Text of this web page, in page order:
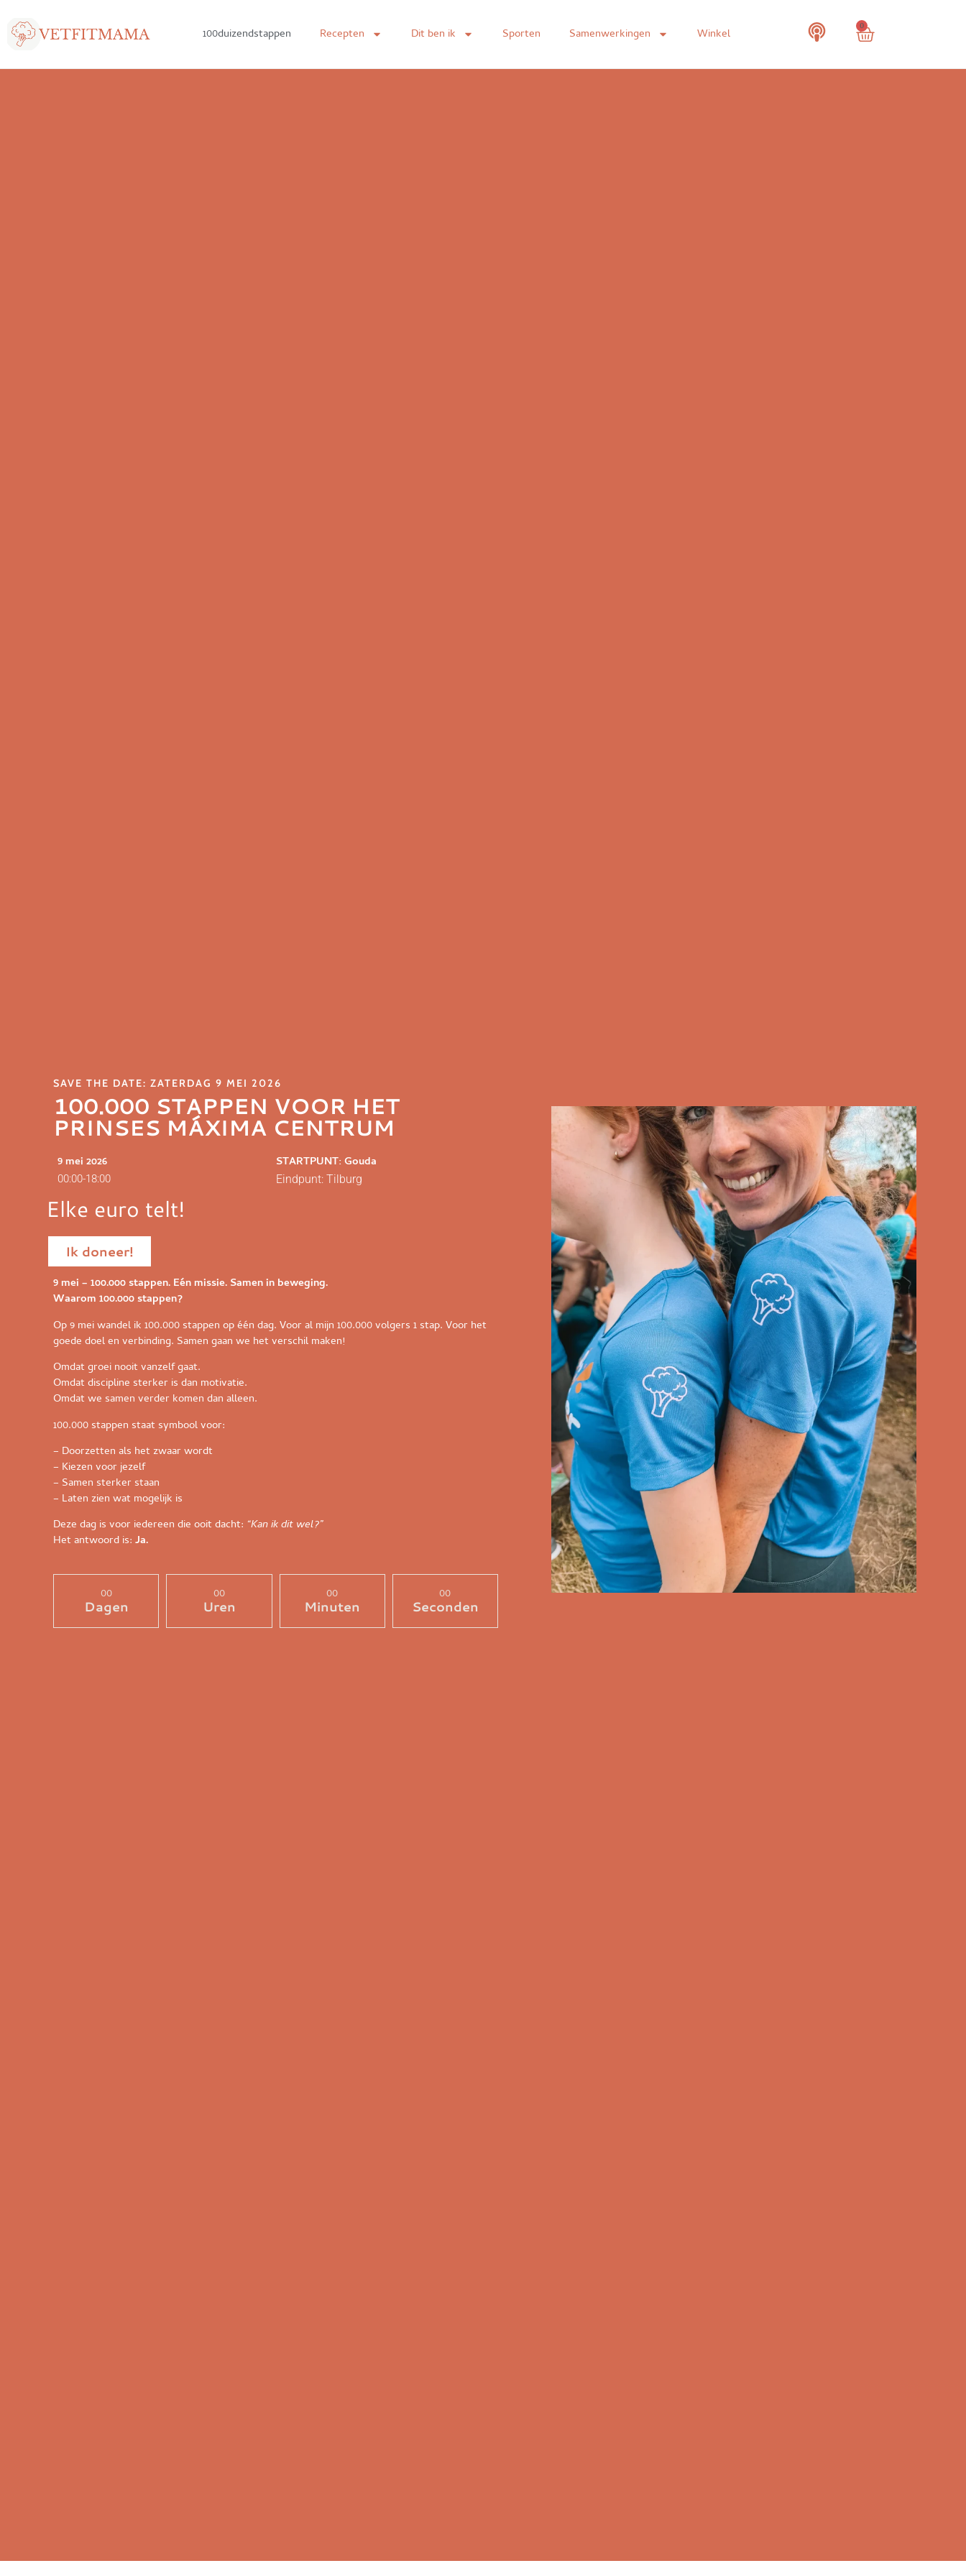
100duizendstappen Recepten Dit ben ik Sporten Samenwerkingen Winkel
0
SAVE THE DATE: ZATERDAG 9 MEI 2026
100.000 STAPPEN VOOR HET
PRINSES MÁXIMA CENTRUM
9 mei 2026
00:00-18:00
STARTPUNT: Gouda
Eindpunt: Tilburg
Elke euro telt!
Ik doneer!
9 mei – 100.000 stappen. Eén missie. Samen in beweging.
Waarom 100.000 stappen?
Op 9 mei wandel ik 100.000 stappen op één dag. Voor al mijn 100.000 volgers 1 stap. Voor het
goede doel en verbinding. Samen gaan we het verschil maken!
Omdat groei nooit vanzelf gaat.
Omdat discipline sterker is dan motivatie.
Omdat we samen verder komen dan alleen.
100.000 stappen staat symbool voor:
– Doorzetten als het zwaar wordt
– Kiezen voor jezelf
– Samen sterker staan
– Laten zien wat mogelijk is
Deze dag is voor iedereen die ooit dacht: “Kan ik dit wel?”
Het antwoord is: Ja.
00
Dagen
00
Uren
00
Minuten
00
Seconden